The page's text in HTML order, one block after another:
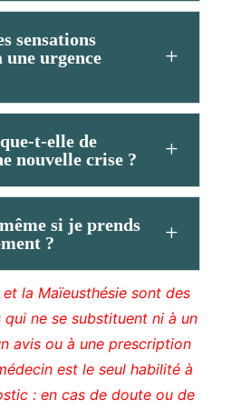
sensations
une urgence
t-elle de
nouvelle crise ?
si je prends
?
et la Maïeusthésie sont des
ne se substituent ni à un
avis ou à une prescription
est le seul habilité à
: en cas de doute ou de